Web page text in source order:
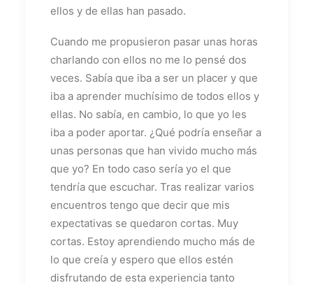
ellos y de ellas han pasado.
Cuando me propusieron pasar unas horas
charlando con ellos no me lo pensé dos
veces. Sabía que iba a ser un placer y que
iba a aprender muchísimo de todos ellos y
ellas. No sabía, en cambio, lo que yo les
iba a poder aportar. ¿Qué podría enseñar a
unas personas que han vivido mucho más
que yo? En todo caso sería yo el que
tendría que escuchar. Tras realizar varios
encuentros tengo que decir que mis
expectativas se quedaron cortas. Muy
cortas. Estoy aprendiendo mucho más de
lo que creía y espero que ellos estén
disfrutando de esta experiencia tanto